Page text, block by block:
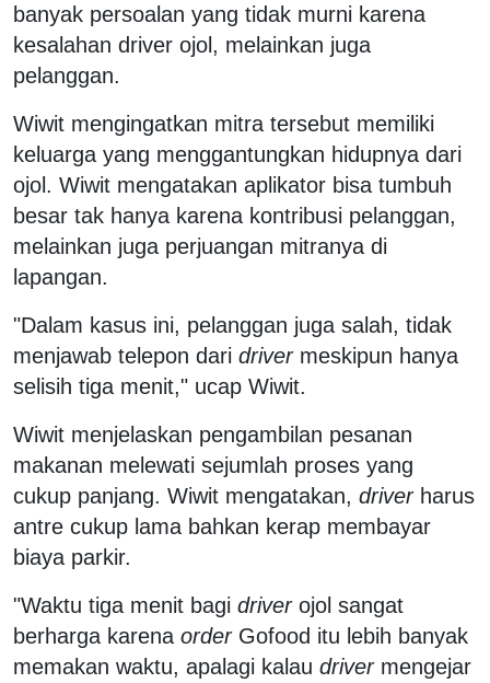
banyak persoalan yang tidak murni karena
kesalahan driver ojol, melainkan juga
pelanggan.
Wiwit mengingatkan mitra tersebut memiliki
keluarga yang menggantungkan hidupnya dari
ojol. Wiwit mengatakan aplikator bisa tumbuh
besar tak hanya karena kontribusi pelanggan,
melainkan juga perjuangan mitranya di
lapangan.
"Dalam kasus ini, pelanggan juga salah, tidak
menjawab telepon dari drivermeskipun hanya
selisih tiga menit," ucap Wiwit.
Wiwit menjelaskan pengambilan pesanan
makanan melewati sejumlah proses yang
cukup panjang. Wiwit mengatakan, driverharus
antre cukup lama bahkan kerap membayar
biaya parkir.
"Waktu tiga menit bagi driverojol sangat
berharga karena orderGofood itu lebih banyak
memakan waktu, apalagi kalau drivermengejar